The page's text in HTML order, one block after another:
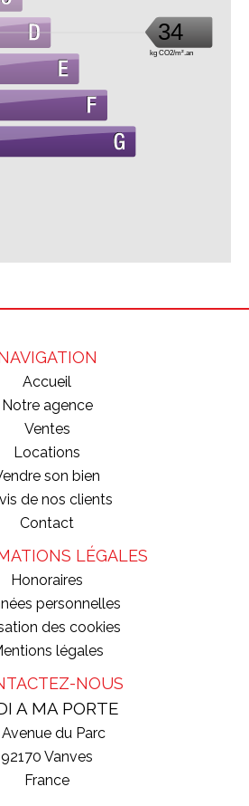
34
kg CO2/m².an
Accueil
Notre agence
Ventes
Locations
son bien
de nos clients
Contact
LÉGALES
Honoraires
personnelles
des cookies
légales
NOUS
A MA PORTE
du Parc
92170 Vanves
France